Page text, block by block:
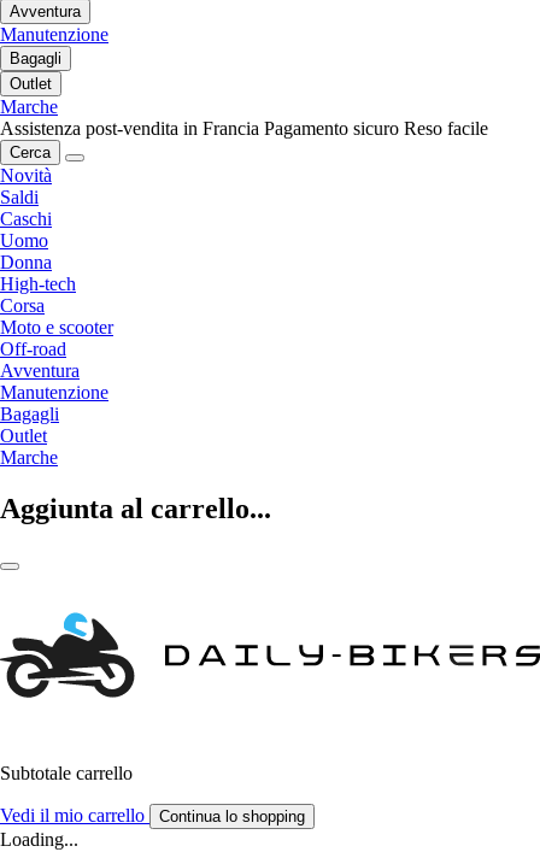
Avventura
Manutenzione
Bagagli
Outlet
Marche
Assistenza post-vendita in Francia Pagamento sicuro Reso facile
Cerca
Novità
Saldi
Caschi
Uomo
Donna
High-tech
Corsa
Moto e scooter
Off-road
Avventura
Manutenzione
Bagagli
Outlet
Marche
Aggiunta al carrello...
Subtotale carrello
Vedi il mio carrello Continua lo shopping
Loading...